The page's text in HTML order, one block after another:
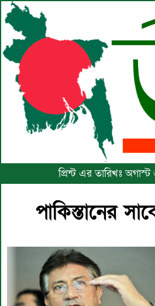
প্রিন্ট এর তারিখঃ
পাকিস্তানের